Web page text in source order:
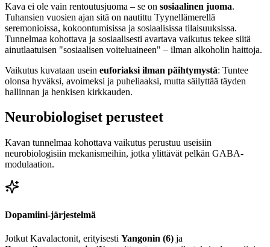
Kava ei ole vain rentoutusjuoma – se on sosiaalinen juoma.
Tuhansien vuosien ajan sitä on nautittu Tyynellämerellä
seremonioissa, kokoontumisissa ja sosiaalisissa tilaisuuksissa.
Tunnelmaa kohottava ja sosiaalisesti avartava vaikutus tekee siitä
ainutlaatuisen "sosiaalisen voiteluaineen" – ilman alkoholin haittoja.
Vaikutus kuvataan usein euforiaksi ilman päihtymystä: Tuntee
olonsa hyväksi, avoimeksi ja puheliaaksi, mutta säilyttää täyden
hallinnan ja henkisen kirkkauden.
Neurobiologiset perusteet
Kavan tunnelmaa kohottava vaikutus perustuu useisiin
neurobiologisiin mekanismeihin, jotka ylittävät pelkän GABA-
modulaation.
Dopamiini-järjestelmä
Jotkut Kavalactonit, erityisesti Yangonin (6) ja